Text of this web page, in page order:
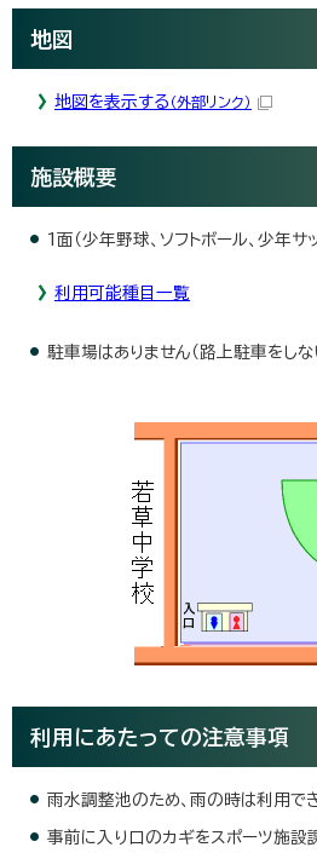
地図
地図を表示する （外部リンク）
施設概要
1面（少年野球、ソフトボール、少年サ
利用可能種目一覧
駐車場はありません（路上駐車をし
利用にあたっての注意事項
雨水調整池のため、雨の時は利用でき
事前に入り口のカギをスポーツ施設